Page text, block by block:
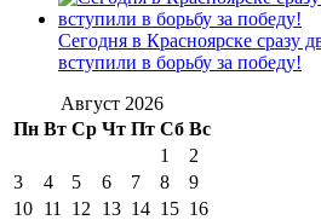
Сегодня в Красноярске сразу
вступили в борьбу за победу!
Август 2026
Пн Вт Ср Чт Пт Сб Вс
1
2
3
4 5 6 7 8
9
10 11 12 13 14 15 16